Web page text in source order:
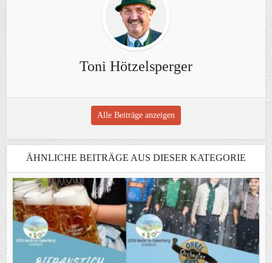
Toni Hötzelsperger
Alle Beiträge anzeigen
ÄHNLICHE BEITRÄGE AUS DIESER KATEGORIE